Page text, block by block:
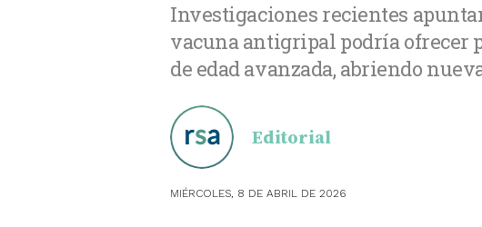
DIABETOLOGÍA
Investigaciones recientes
vacuna antigripal podría ofrecer
de edad avanzada, abriendo
Editorial
MIÉRCOLES, 8 DE ABRIL DE 2026